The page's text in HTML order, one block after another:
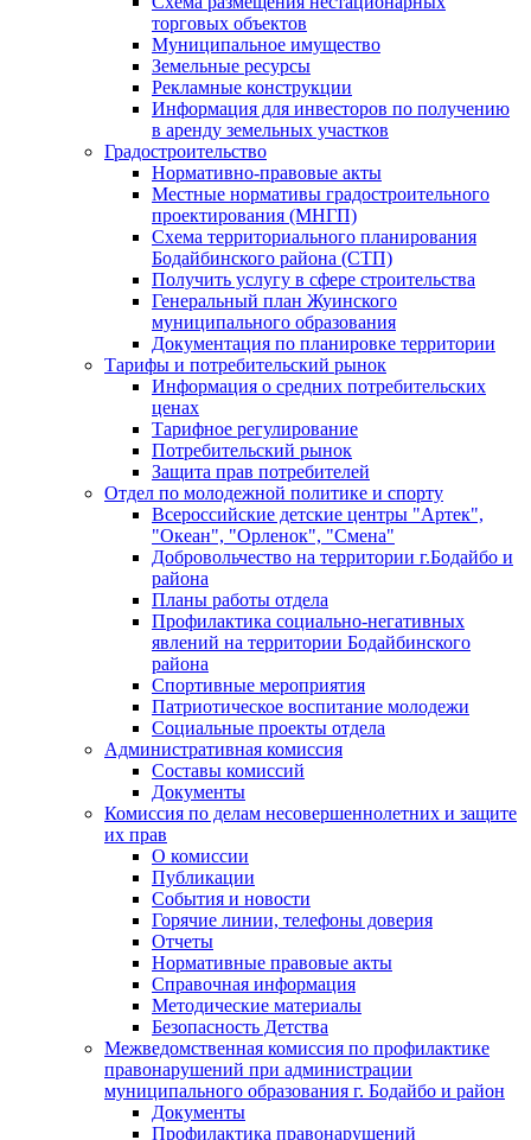
торговых объектов
Муниципальное имущество
Земельные ресурсы
Рекламные конструкции
Информация для инвесторов по получению
в аренду земельных участков
Градостроительство
Нормативно-правовые акты
Местные нормативы градостроительного
проектирования (МНГП)
Схема территориального планирования
Бодайбинского района (СТП)
Получить услугу в сфере строительства
Генеральный план Жуинского
муниципального образования
Документация по планировке территории
Тарифы и потребительский рынок
Информация о средних потребительских
ценах
Тарифное регулирование
Потребительский рынок
Защита прав потребителей
Отдел по молодежной политике и спорту
Всероссийские детские центры "Артек",
"Океан", "Орленок", "Смена"
Добровольчество на территории г.Бодайбо и
района
Планы работы отдела
Профилактика социально-негативных
явлений на территории Бодайбинского
района
Спортивные мероприятия
Патриотическое воспитание молодежи
Социальные проекты отдела
Административная комиссия
Составы комиссий
Документы
Комиссия по делам несовершеннолетних и защите
их прав
О комиссии
Публикации
События и новости
Горячие линии, телефоны доверия
Отчеты
Нормативные правовые акты
Справочная информация
Методические материалы
Безопасность Детства
Межведомственная комиссия по профилактике
правонарушений при администрации
муниципального образования г. Бодайбо и район
Документы
Профилактика правонарушений